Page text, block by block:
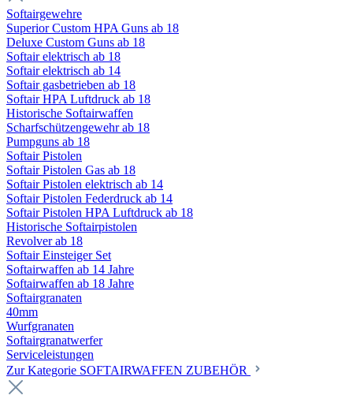
Softairgewehre
Superior Custom HPA Guns ab 18
Deluxe Custom Guns ab 18
Softair elektrisch ab 18
Softair elektrisch ab 14
Softair gasbetrieben ab 18
Softair HPA Luftdruck ab 18
Historische Softairwaffen
Scharfschützengewehr ab 18
Pumpguns ab 18
Softair Pistolen
Softair Pistolen Gas ab 18
Softair Pistolen elektrisch ab 14
Softair Pistolen Federdruck ab 14
Softair Pistolen HPA Luftdruck ab 18
Historische Softairpistolen
Revolver ab 18
Softair Einsteiger Set
Softairwaffen ab 14 Jahre
Softairwaffen ab 18 Jahre
Softairgranaten
40mm
Wurfgranaten
Softairgranatwerfer
Serviceleistungen
Zur Kategorie SOFTAIRWAFFEN ZUBEHÖR